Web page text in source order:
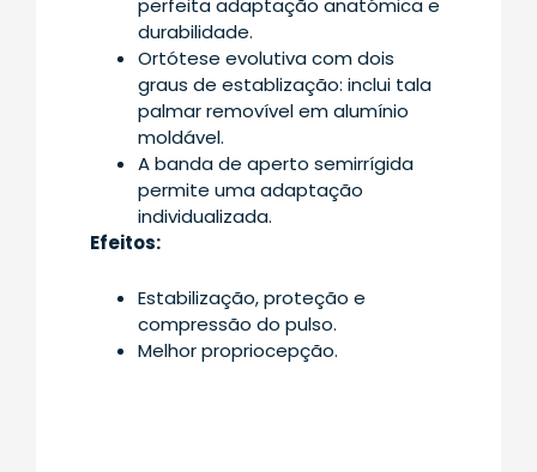
perfeita adaptação anatómica e
durabilidade.
Ortótese evolutiva com dois
graus de establização: inclui tala
palmar removível em alumínio
moldável.
A banda de aperto semirrígida
permite uma adaptação
individualizada.
Efeitos:
Estabilização, proteção e
compressão do pulso.
Melhor propriocepção.